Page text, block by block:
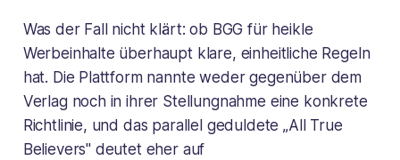
Was der Fall nicht klärt: ob BGG für heikle
Werbeinhalte überhaupt klare, einheitliche Regeln
hat. Die Plattform nannte weder gegenüber dem
Verlag noch in ihrer Stellungnahme eine konkrete
Richtlinie, und das parallel geduldete „All True
Believers" deutet eher auf